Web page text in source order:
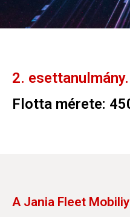
2. esettanulmány.
Flotta mérete:
A Jania Fleet